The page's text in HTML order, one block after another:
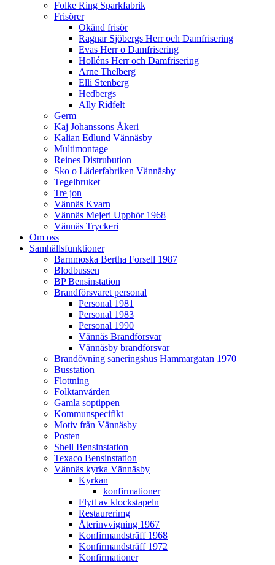
Folke Ring Sparkfabrik
Frisörer
Okänd frisör
Ragnar Sjöbergs Herr och Damfrisering
Evas Herr o Damfrisering
Holléns Herr och Damfrisering
Arne Thelberg
Elli Stenberg
Hedbergs
Ally Ridfelt
Germ
Kaj Johanssons Åkeri
Kalian Edlund Vännäsby
Multimontage
Reines Distrubution
Sko o Läderfabriken Vännäsby
Tegelbruket
Tre jon
Vännäs Kvarn
Vännäs Mejeri Upphör 1968
Vännäs Tryckeri
Om oss
Samhällsfunktioner
Barnmoska Bertha Forsell 1987
Blodbussen
BP Bensinstation
Brandförsvaret personal
Personal 1981
Personal 1983
Personal 1990
Vännäs Brandförsvar
Vännäsby brandförsvar
Brandövning saneringshus Hammargatan 1970
Busstation
Flottning
Folktanvården
Gamla soptippen
Kommunspecifikt
Motiv från Vännäsby
Posten
Shell Bensinstation
Texaco Bensinstation
Vännäs kyrka Vännäsby
Kyrkan
konfirmationer
Flytt av klockstapeln
Restaurerimg
Återinvvigning 1967
Konfirmandsträff 1968
Konfirmandsträff 1972
Konfirmationer